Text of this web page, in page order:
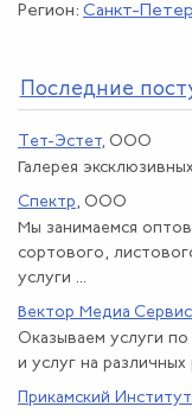
Регион: Санкт-
Последние
Тет-Эстет, ООО
Галерея
Спектр , ООО
Мы занимаемся
сортового,
услуги ...
Вектор Медиа Сервис
Оказываем услуги
и услуг на
Прикамский